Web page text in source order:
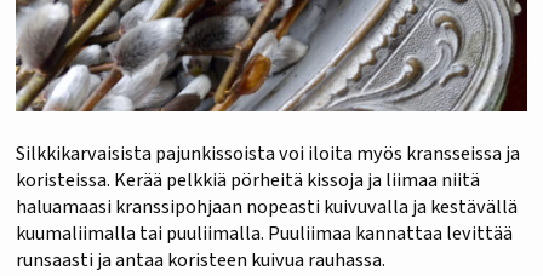
Silkkikarvaisista pajunkissoista voi iloita myös kransseissa ja
koristeissa. Kerää pelkkiä pörheitä kissoja ja liimaa niitä
haluamaasi kranssipohjaan nopeasti kuivuvalla ja kestävällä
kuumaliimalla tai puuliimalla. Puuliimaa kannattaa levittää
runsaasti ja antaa koristeen kuivua rauhassa.